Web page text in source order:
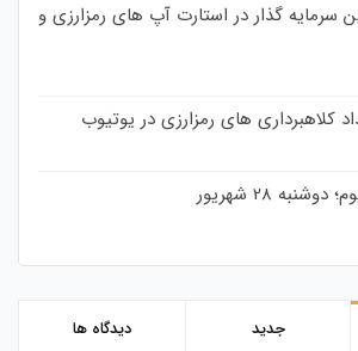
سرمایه‌ گذار در استارت‌ آپ‌ های رمزارزی و
کلاهبرداری های رمزارزی در یوتیوب
28 شهریور
جدید دیدگاه ها